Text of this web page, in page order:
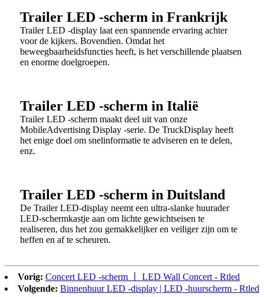
Trailer LED -scherm in Frankrijk
Trailer LED -display laat een spannende ervaring achter
voor de kijkers. Bovendien. Omdat het
beweegbaarheidsfuncties heeft, is het verschillende plaatsen
en enorme doelgroepen.
Trailer LED -scherm in Italië
Trailer LED -scherm maakt deel uit van onze
MobileAdvertising Display -serie. De TruckDisplay heeft
het enige doel om snelinformatie te adviseren en te delen,
enz.
Trailer LED -scherm in Duitsland
De Trailer LED-display neemt een ultra-slanke huurader
LED-schermkastje aan om lichte gewichtseisen te
realiseren, dus het zou gemakkelijker en veiliger zijn om te
heffen en af ​​te scheuren.
Vorig: Concert LED -scherm 丨 LED Wall Concert - Rtled
Volgende: Binnenhuur LED -display | LED -huurscherm - Rtled